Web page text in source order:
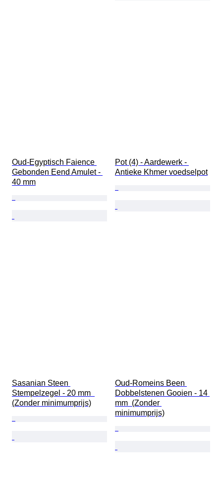
Oud-Egyptisch Faience
Gebonden Eend Amulet -
40 mm
Pot (4) - Aardewerk -
Antieke Khmer voedselpot
Sasanian Steen
Stempelzegel - 20 mm
(Zonder minimumprijs)
Oud-Romeins Been
Dobbelstenen Gooien - 14
mm  (Zonder
minimumprijs)